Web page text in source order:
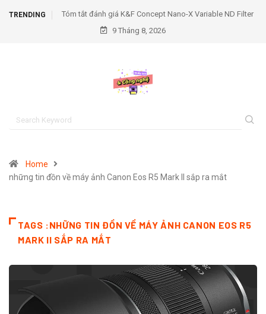
TRENDING
X Variable ND Filter
Tóm tắt đánh giá K&F Concept RGB Video Light
9 Tháng 8, 2026
Home
những tin đồn về máy ảnh Canon Eos R5 Mark II sắp ra mắt
TAGS :NHỮNG TIN ĐỒN VỀ MÁY ẢNH CANON EOS R5
MARK II SẮP RA MẮT